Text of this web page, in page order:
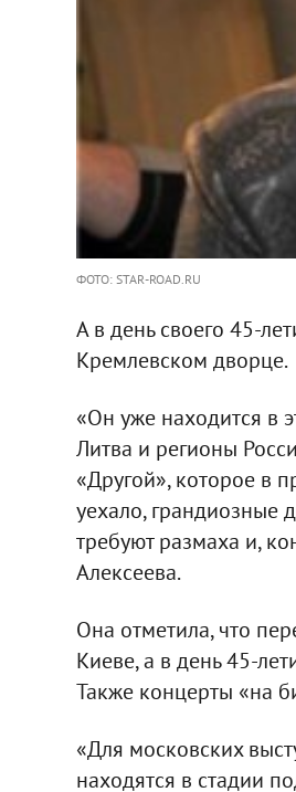
ФОТО: STAR-ROAD.RU
А в день своего 45-
Кремлевском дворце.
«Он уже находится в
Литва и регионы
«Другой», которое в
уехало, грандиозные
требуют размаха и,
Алексеева.
Она отметила, что
Киеве, а в день 45-
Также концерты «на
«Для московских
находятся в стадии